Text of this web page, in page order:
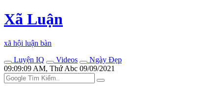
Xã Luận
xã hội luận bàn
Luyện IQ
Videos
Ngày Đẹp
09:09:09 AM, Thứ Abc 09/09/2021